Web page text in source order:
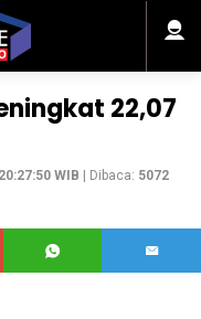
22,07
WIB | Dibaca: 5072